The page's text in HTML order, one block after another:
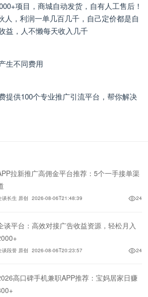
项目，商城自动发货，自有人工售后！
，利润一单几百几千，自己定价都是自
益，人不懒每天收入几千
生不同费用
提供100个专业推广引流平台，帮你解决
拉新推广高佣金平台推荐：5个一手接单渠
谈长生 原创 2026-08-06T21:48:39 24
谈平台：高效对接广告收益资源，轻松月入
谈段誉 原创 2026-08-06T20:23:57 24
高口碑手机兼职APP推荐：宝妈居家日赚